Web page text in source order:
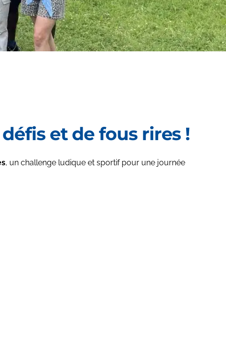
et de fous rires !
, un challenge ludique et sportif pour une journée